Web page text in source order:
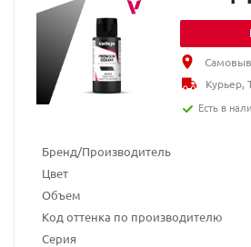
Бренд/Производитель
Цвет
Объем
Код оттенка по производителю
Серия
Курьер,
Есть в